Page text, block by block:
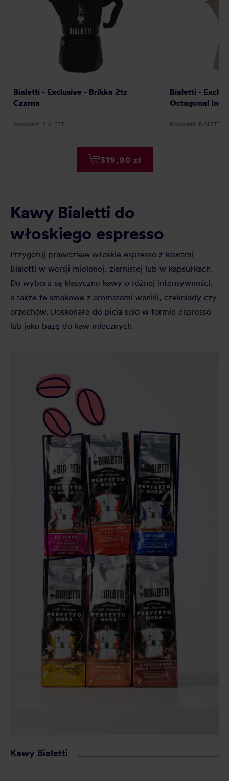
Bialetti - Exclusive - Brikka 2tz
Czarna
Producent: BIALETTI
319,90 zł
Bialetti -
Octagonal
Producent: BIALETTI
Kawy Bialetti do
włoskiego espresso
Przygotuj prawdziwe włoskie espresso z kawami
Bialetti w wersji mielonej, ziarnistej lub w kapsułkach.
Do wyboru są klasyczne kawy o różnej intensywności,
a także te smakowe z aromatami wanilii, czekolady czy
orzechów. Doskonałe do picia solo w formie espresso
lub jako bazę do kaw mlecznych.
Kawy Bialetti